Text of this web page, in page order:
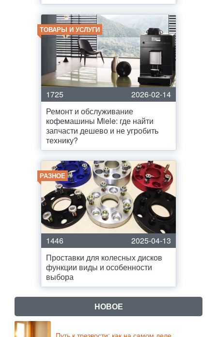
ТОВАРЫ И УСЛУГИ
1725
2026-02-14
Ремонт и обслуживание
кофемашины Miele: где найти
запчасти дешево и не угробить
технику?
РАЗНОЕ
1446
2025-04-13
Проставки для колесных дисков
функции виды и особенности
выбора
НОВОЕ
Путь к трезвости: как на самом деле